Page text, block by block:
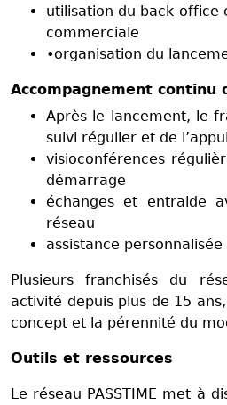
utilisation du back-office
commerciale
•organisation du
Accompagnement continu
Après le lancement, le
suivi régulier et de
visioconférences
démarrage
échanges et entraide
réseau
assistance personnalisée
Plusieurs franchisés du
activité depuis plus de 15
concept et la pérennité du
Outils et ressources
Le réseau PASSTIME met à